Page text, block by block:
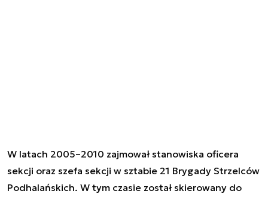
W latach 2005–2010 zajmował stanowiska oficera
sekcji oraz szefa sekcji w sztabie 21 Brygady Strzelców
Podhalańskich. W tym czasie został skierowany do